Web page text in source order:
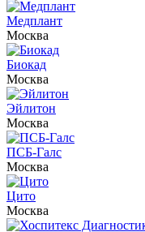
Медплант
Москва
Биокад
Москва
Эйлитон
Москва
ПСБ-Галс
Москва
Цито
Москва